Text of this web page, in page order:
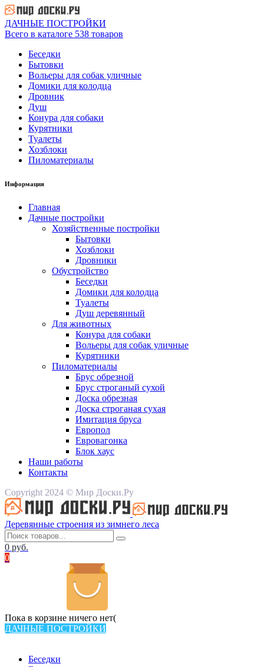
ДАЧНЫЕ ПОСТРОЙКИ
Всего в каталоге 538 товаров
Беседки
Бытовки
Вольеры для собак уличные
Домики для колодца
Дровник
Душ
Конура для собаки
Курятники
Туалеты
Хозблоки
Пиломатериалы
Информация
Главная
Дачные постройки
Хозяйственные постройки
Бытовки
Хозблоки
Дровники
Обустройство
Беседки
Домики для колодца
Туалеты
Душ деревянный
Для животных
Конура для собаки
Вольеры для собак уличные
Курятники
Пиломатериалы
Брус обрезной
Брус строганый сухой
Доска обрезная
Доска строганая сухая
Имитация бруса
Европол
Евровагонка
Блок хаус
Наши работы
Контакты
Copyright 2024 © Мир Доски.Ру
Деревянные строения из зимнего леса
0 руб.
0
Пока в корзине ничего нет(
ДАЧНЫЕ ПОСТРОЙКИ
Беседки